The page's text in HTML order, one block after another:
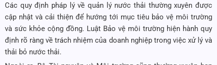
Các quy định pháp lý về quản lý nước thải thường xuyên được
cập nhật và cải thiện để hướng tới mục tiêu bảo vệ môi trường
và sức khỏe cộng đồng. Luật Bảo vệ môi trường hiện hành quy
định rõ ràng về trách nhiệm của doanh nghiệp trong việc xử lý và
thải bỏ nước thải.